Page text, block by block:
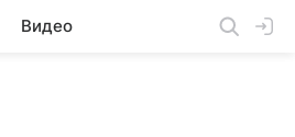
Видео